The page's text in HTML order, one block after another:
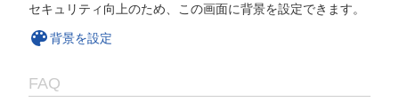
セキュリティ向上のため、この画面に背景を設定できます。
背景を設定
FAQ